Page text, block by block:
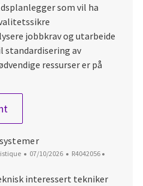
som vil ha
jobbkrav og utarbeide
standardisering av
ressurser er på
Vedlikeholdsplanlegger/
Date d’affichage
07/10/2026 ID du poste
R4042056
interessert tekniker